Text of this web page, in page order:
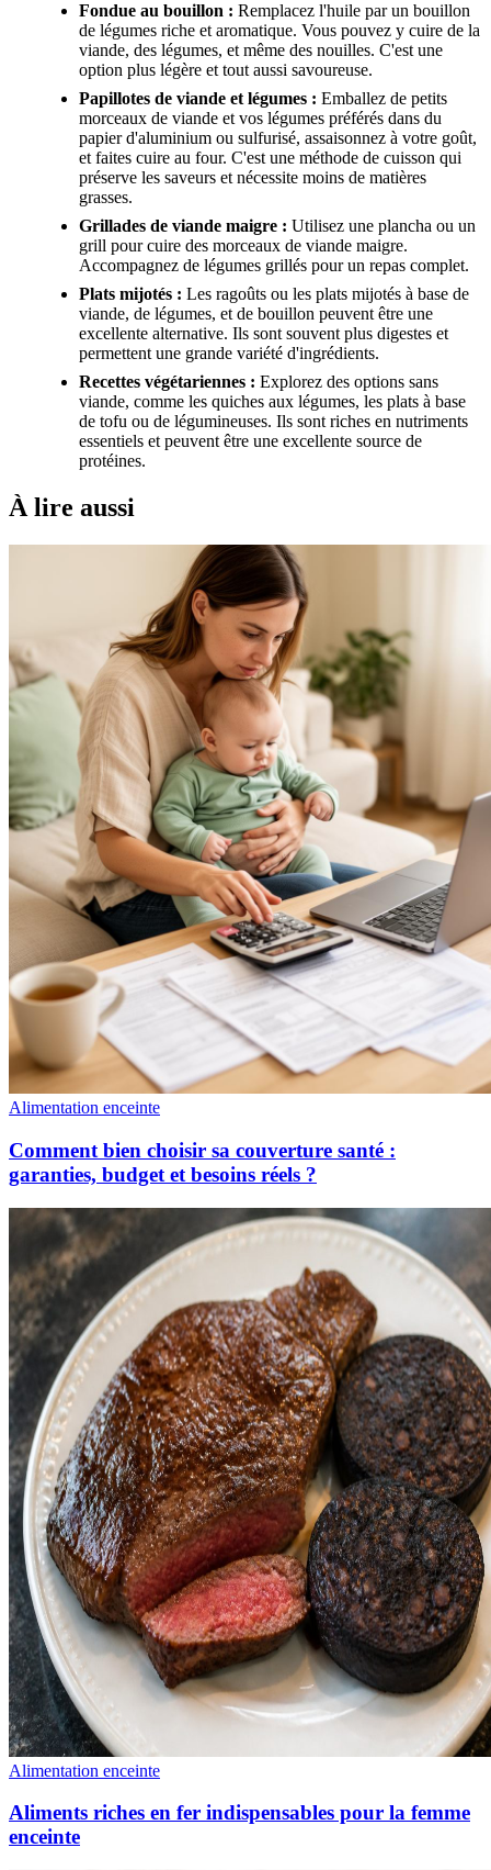
Fondue au bouillon : Remplacez l'huile par un bouillon
de légumes riche et aromatique. Vous pouvez y cuire de la
viande, des légumes, et même des nouilles. C'est une
option plus légère et tout aussi savoureuse.
Papillotes de viande et légumes : Emballez de petits
morceaux de viande et vos légumes préférés dans du
papier d'aluminium ou sulfurisé, assaisonnez à votre goût,
et faites cuire au four. C'est une méthode de cuisson qui
préserve les saveurs et nécessite moins de matières
grasses.
Grillades de viande maigre : Utilisez une plancha ou un
grill pour cuire des morceaux de viande maigre.
Accompagnez de légumes grillés pour un repas complet.
Plats mijotés : Les ragoûts ou les plats mijotés à base de
viande, de légumes, et de bouillon peuvent être une
excellente alternative. Ils sont souvent plus digestes et
permettent une grande variété d'ingrédients.
Recettes végétariennes : Explorez des options sans
viande, comme les quiches aux légumes, les plats à base
de tofu ou de légumineuses. Ils sont riches en nutriments
essentiels et peuvent être une excellente source de
protéines.
À lire aussi
Alimentation enceinte
Comment bien choisir sa couverture santé :
garanties, budget et besoins réels ?
Alimentation enceinte
Aliments riches en fer indispensables pour la femme
enceinte